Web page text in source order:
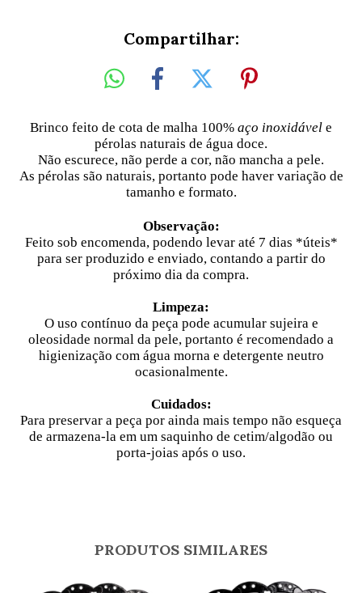
Compartilhar:
Brinco feito de cota de malha 100% aço inoxidável e
pérolas naturais de água doce.
Não escurece, não perde a cor, não mancha a pele.
As pérolas são naturais, portanto pode haver variação de
tamanho e formato.
Observação:
Feito sob encomenda, podendo levar até 7 dias *úteis*
para ser produzido e enviado, contando a partir do
próximo dia da compra.
Limpeza:
O uso contínuo da peça pode acumular sujeira e
oleosidade normal da pele, portanto é recomendado a
higienização com água morna e detergente neutro
ocasionalmente.
Cuidados:
Para preservar a peça por ainda mais tempo não esqueça
de armazena-la em um saquinho de cetim/algodão ou
porta-joias após o uso.
PRODUTOS SIMILARES